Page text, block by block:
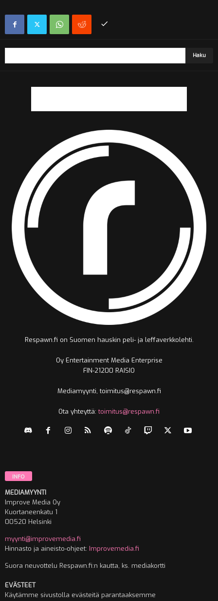
Respawn.fi on Suomen hauskin peli- ja leffaverkkolehti.
Oy Entertainment Media Enterprise
FIN-21200 RAISIO
Mediamyynti, toimitus@respawn.fi
Ota yhteyttä:toimitus@respawn.fi
INFO
MEDIAMYYNTI
Improve Media Oy
Kuortaneenkatu 1
00520 Helsinki
myynti@improvemedia.fi
Hinnasto ja aineisto-ohjeet: Improvemedia.fi
Suora neuvottelu Respawn.fi:n kautta, ks. mediakortti
EVÄSTEET
Käytämme sivustolla evästeitä parantaaksemme